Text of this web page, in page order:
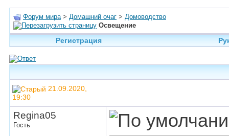
Форум мира > Домашний очаг > Домоводство
Освещение
Регистрация
21.09.2020,
19:30
Regina05
Гость